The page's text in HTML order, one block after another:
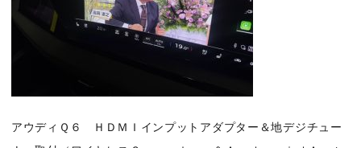
アウディＱ６ ＨＤＭＩインプットアダプター＆地デジチュー